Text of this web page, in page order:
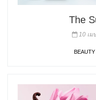
The
10 เม
BEAUTY